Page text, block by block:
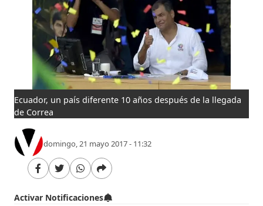
Ecuador, un país diferente 10 años después de la llegada
de Correa
domingo, 21 mayo 2017 - 11:32
Activar Notificaciones